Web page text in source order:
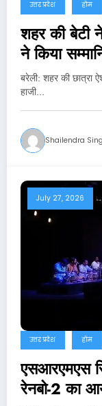
उत्तर प्रदेश होम
शहर की बेटी
ने किया
बरेली: शहर की छात्रा
हाजी…
Shailendra
July 27, 2026
उत्तर प्रदेश होम
एसआरएमएस
रेनबो-2 का